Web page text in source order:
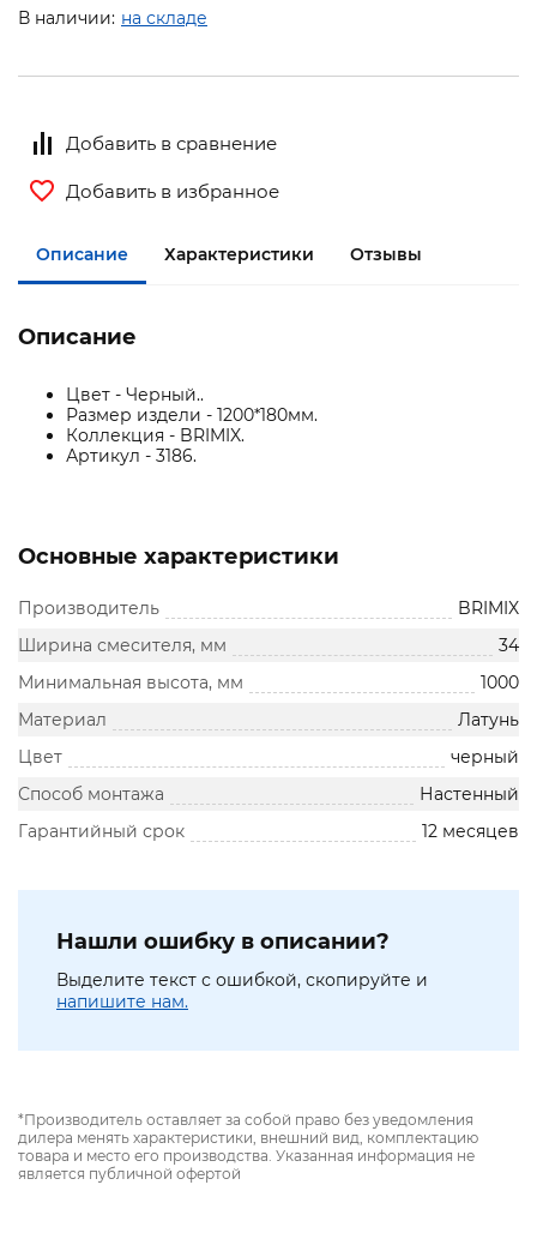
В наличии: на складе
Добавить в сравнение
Добавить в избранное
Описание Характеристики Отзывы
Описание
Цвет - Черный..
Размер издели - 1200*180мм.
Коллекция - BRIMIX.
Артикул - 3186.
Основные характеристики
Производитель
BRIMIX
Ширина смесителя, мм
34
Минимальная высота, мм
1000
Материал
Латунь
Цвет
черный
Способ монтажа
Настенный
Гарантийный срок
12 месяцев
Нашли ошибку в описании?
Выделите текст с ошибкой, скопируйте и
напишите нам.
*Производитель оставляет за собой право без уведомления
дилера менять характеристики, внешний вид, комплектацию
товара и место его производства. Указанная информация не
является публичной офертой